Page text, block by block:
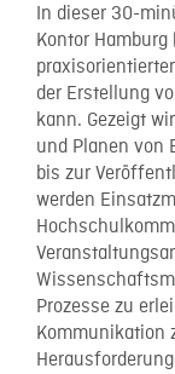
In dieser 30-
Kontor Hamburg
der Erstellung
kann. Gezeigt
und Planen von
bis zur
werden
Prozesse zu
Kommunikation